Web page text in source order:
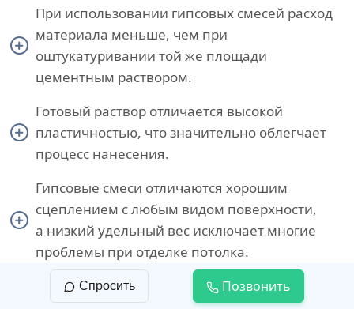
При использовании гипсовых смесей расход
материала меньше, чем при
оштукатуривании той же площади
цементным раствором.
Готовый раствор отличается высокой
пластичностью, что значительно облегчает
процесс нанесения.
Гипсовые смеси отличаются хорошим
сцеплением с любым видом поверхности,
а низкий удельный вес исключает многие
проблемы при отделке потолка.
Спросить Позвонить